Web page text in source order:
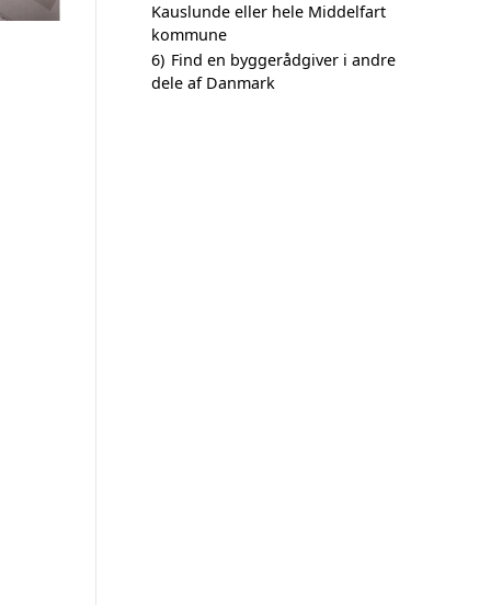
Kauslunde eller hele Middelfart
kommune
6) Find en byggerådgiver i andre
dele af Danmark